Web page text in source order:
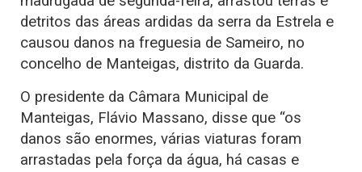
detritos das áreas ardidas da serra da Estrela e
causou danos na freguesia de Sameiro, no
concelho de Manteigas, distrito da Guarda.
O presidente da Câmara Municipal de
Manteigas, Flávio Massano, disse que “os
danos são enormes, várias viaturas foram
arrastadas pela força da água, há casas e